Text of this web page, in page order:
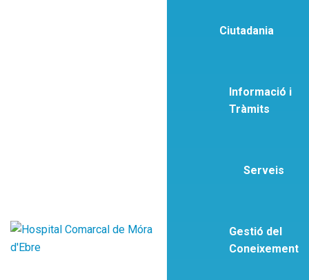
Ciutadania
Informació i
Tràmits
Serveis
Gestió del
Coneixement